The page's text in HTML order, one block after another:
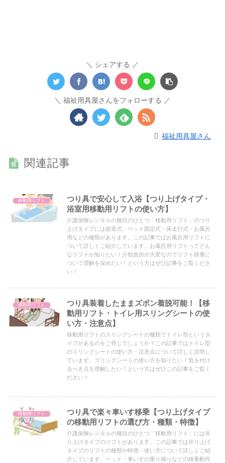
シェアする
福祉用具屋さんをフォローする
福祉用具屋さん
関連記事
移動用リフト
つり具で安心して入浴【つり上げタイプ・
浴室用移動用リフトの使い方】
介護保険レンタルの種目のひとつ「移動用リフト」のつり
上げタイプには据置式・ベッド固定式・床走行式・お風呂
用などの種類があります。この記事ではお風呂用リフトに
ついて詳しくご紹介しています。お風呂用リフトってどん
なリフトか知りたい！介助負担が大変なのでリフト移乗に
ついて理解を深めたい！という方はぜひ記事をご覧くださ
い！
移動用リフト
つり具装着したままズボン着脱可能！【移
動用リフト・トイレ用スリングシートの使
い方・注意点】
移動用リフトのスリングシートの種類でトイレ型というタ
イプがあるのをご存じでしょうか？この記事ではトイレ型
のスリングシートの使い方・注意点について詳しく説明し
ています。スリングシートの使い方を知りたい！気を付け
るべき点を理解したい！という方はぜひこの記事をご覧く
ださい！
移動用リフト
つり具で楽々車いす移乗【つり上げタイプ
の移動用リフトの選び方・種類・特徴】
介護保険レンタルの種目のひとつ「移動用リフト」には吊
り上げタイプのリフトがあります。この記事では吊り上げ
タイプのリフトの種類や特徴・使い方について詳しくご紹
介しています。ベッド・車いすの乗り移りなどの移乗動作